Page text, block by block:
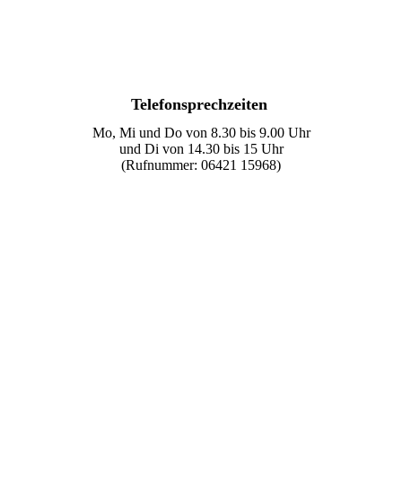
Telefonsprechzeiten
Mo, Mi und Do von 8.30 bis 9.00 Uhr
und Di von 14.30 bis 15 Uhr
(Rufnummer: 06421 15968)